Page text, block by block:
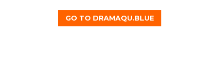
GO TO DRAMAQU.BLUE